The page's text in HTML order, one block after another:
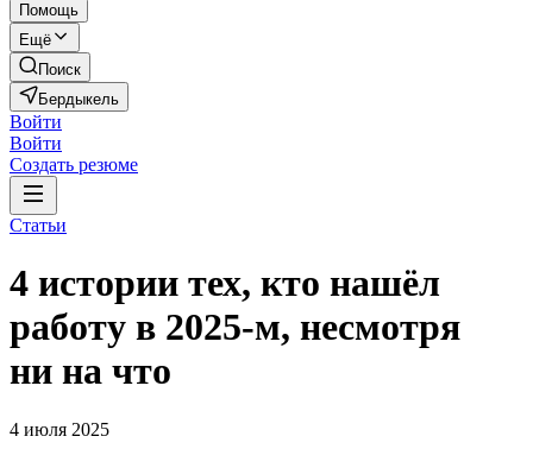
Помощь
Ещё
Поиск
Бердыкель
Войти
Войти
Создать резюме
Статьи
4 истории тех, кто нашёл
работу в 2025-м, несмотря
ни на что
4 июля 2025